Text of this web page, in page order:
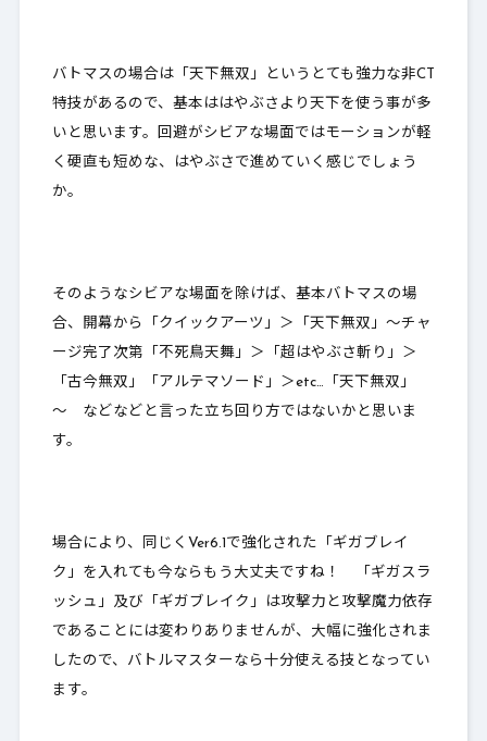
バトマスの場合は「天下無双」というとても強力な非CT
特技があるので、基本ははやぶさより天下を使う事が多
いと思います。回避がシビアな場面ではモーションが軽
く硬直も短めな、はやぶさで進めていく感じでしょう
か。
そのようなシビアな場面を除けば、基本バトマスの場
合、開幕から「クイックアーツ」＞「天下無双」～チャ
ージ完了次第「不死鳥天舞」＞「超はやぶさ斬り」＞
「古今無双」「アルテマソード」＞etc…「天下無双」
～ などなどと言った立ち回り方ではないかと思いま
す。
場合により、同じくVer6.1で強化された「ギガブレイ
ク」を入れても今ならもう大丈夫ですね！ 「ギガスラ
ッシュ」及び「ギガブレイク」は攻撃力と攻撃魔力依存
であることには変わりありませんが、大幅に強化されま
したので、 バトルマスターなら 十分使える技となってい
ます。